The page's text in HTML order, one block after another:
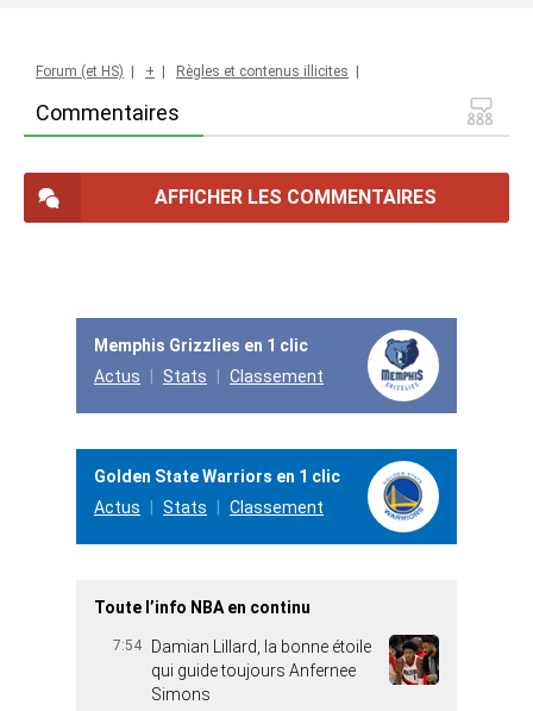
Commentaires
Forum (et HS) + Règles et contenus illicites
AFFICHER LES COMMENTAIRES
Memphis Grizzlies en 1 clic
Actus
Stats Classement
Golden State Warriors en 1 clic
Actus
Stats Classement
Toute l’info NBA en continu
7:54
Damian Lillard, la bonne étoile
qui guide toujours Anfernee
Simons